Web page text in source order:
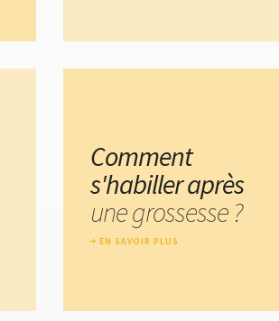
Comment
s'habiller après
une grossesse ?
EN SAVOIR PLUS